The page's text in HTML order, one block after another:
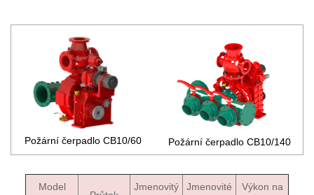
Požární čerpadlo CB10/60 Požární čerpadlo CB10/140
Model
Jmenovitý
Jmenovité
Výkon na